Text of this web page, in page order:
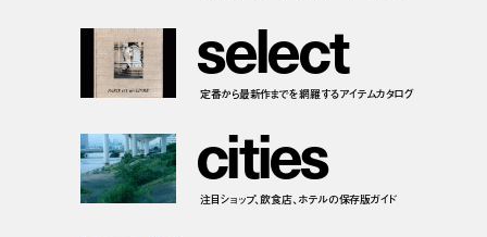
select
定番から最新作までを網羅するアイテムカタログ
cities
注目ショップ、飲食店、ホテルの保存版ガイド